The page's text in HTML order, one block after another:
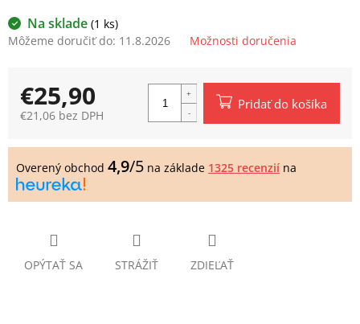
Na sklade (1 ks)
Môžeme doručiť do: 11.8.2026 Možnosti doručenia
OPÝTAŤ SA STRÁŽIŤ ZDIEĽAŤ
€25,90
€21,06 bez DPH
cena:
Pridať do košíka
Overený obchod 4,9/5 na základe 1325 recenzií na